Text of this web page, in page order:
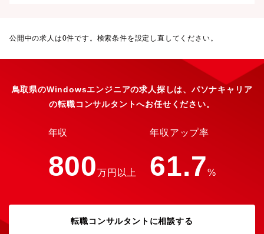
公開中の求人は0件です。検索条件を設定し直してください。
鳥取県のWindowsエンジニアの求人探しは、パソナキャリア
の転職コンサルタントへお任せください。
年収
800万円以上
年収アップ率
61.7%
転職コンサルタントに相談する